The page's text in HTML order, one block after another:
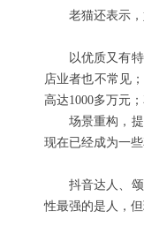
老猫还表示
以优质又有
店业者也不常见
高达1000多万元
场景重构，
现在已经成为一些
抖音达人、
性最强的是人，